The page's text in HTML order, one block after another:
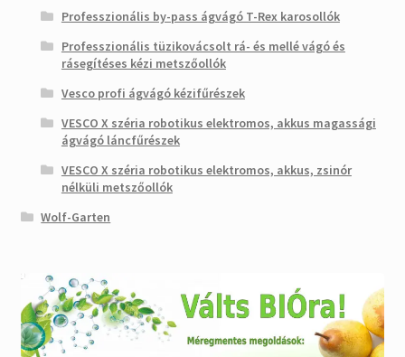
Professzionális by-pass ágvágó T-Rex karosollók
Professzionális tüzikovácsolt rá- és mellé vágó és
rásegítéses kézi metszőollók
Vesco profi ágvágó kézifűrészek
VESCO X széria robotikus elektromos, akkus magassági
ágvágó láncfűrészek
VESCO X széria robotikus elektromos, akkus, zsinór
nélküli metszőollók
Wolf-Garten